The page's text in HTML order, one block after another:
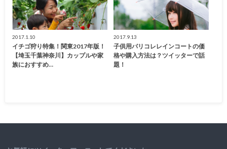
2017.1.10
イチゴ狩り特集！関東2017年版！
【埼玉千葉神奈川】カップルや家
族におすすめ…
2017.9.13
子供用パリコレレインコートの価
格や購入方法は？ツイッターで話
題！